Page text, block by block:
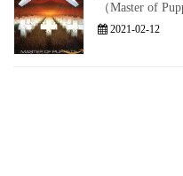
（Master of
2021-02-12